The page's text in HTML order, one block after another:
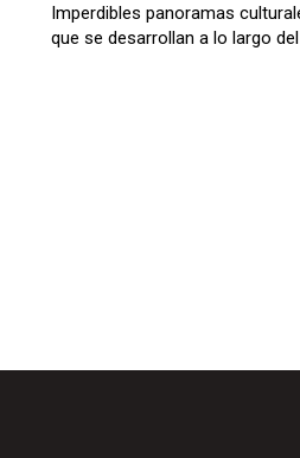
Imperdibles panoramas
que se desarrollan a lo largo